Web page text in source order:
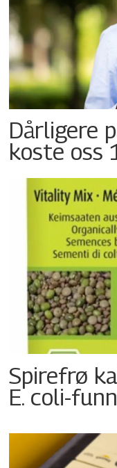
Dårligere
koste oss
Spirefrø
E. coli-funn